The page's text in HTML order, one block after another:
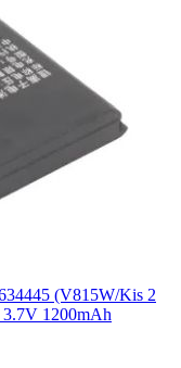
(V815W/Kis 2
1200mAh